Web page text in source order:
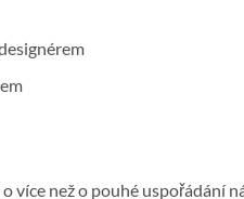
více než o pouhé